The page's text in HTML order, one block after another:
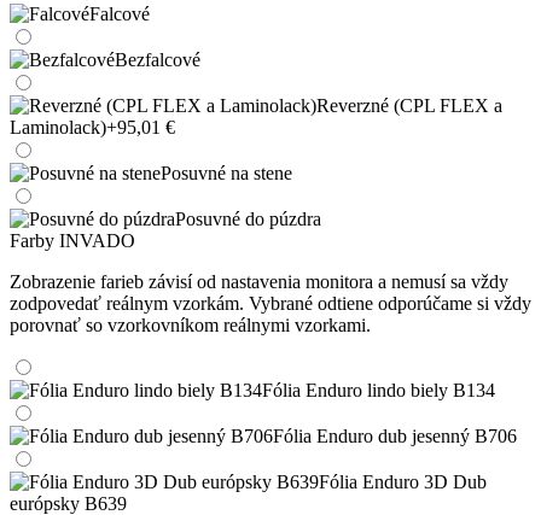
Falcové
Bezfalcové
Reverzné (CPL FLEX a
Laminolack)+95,01 €
Posuvné na stene
Posuvné do púzdra
Farby INVADO
Zobrazenie farieb závisí od nastavenia monitora a nemusí sa vždy
zodpovedať reálnym vzorkám. Vybrané odtiene odporúčame si vždy
porovnať so vzorkovníkom reálnymi vzorkami.
Fólia Enduro lindo biely B134
Fólia Enduro dub jesenný B706
Fólia Enduro 3D Dub
európsky B639